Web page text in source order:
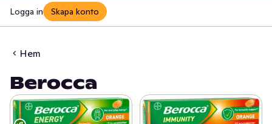
Logga in Skapa konto
Hem
Berocca